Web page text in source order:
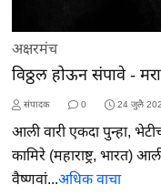
अक्षरमंच
विठ्ठल होऊन संपावे -
संपादक 0 24 जुलै
आली वारी एकदा पुन्हा,
कामिरे (महाराष्ट्र, भारत)
वैष्णवां...अधिक वाचा